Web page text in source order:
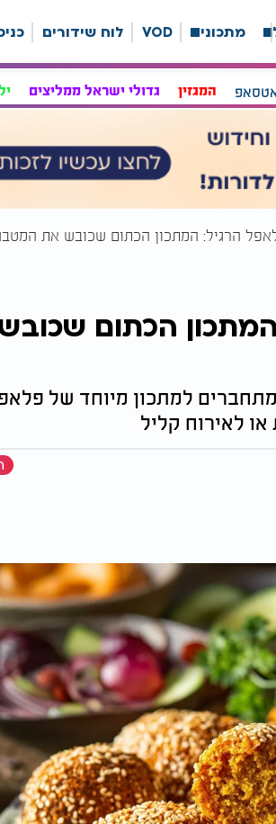
מתכונים VOD לוח שידורים
המגזין גדולי ישראל ממליצים
הרגיל: המתכון הכתום שכובש את
הכתום
למתכון מיוחד של
לאירוח קליל